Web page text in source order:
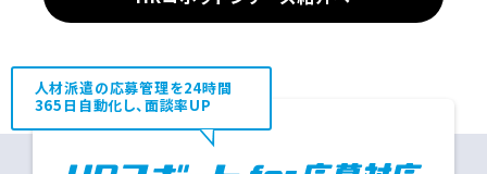
人材派遣の応募管理を24時間
365日自動化し、面談率UP